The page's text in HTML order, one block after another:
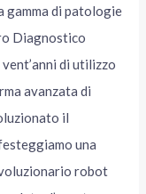
gamma di patologie
Diagnostico
di utilizzo
avanzata di
il
una
robot